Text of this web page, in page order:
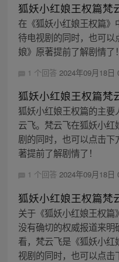
狐妖小红娘王权篇梵
在《狐妖小红娘王权篇
待电视剧的同时，也可
娘》原著提前了解剧情了！
1 个回答 2024年09月18日
狐妖小红娘王权篇梵
狐妖小红娘王权篇的主
云飞。梵云飞在狐妖小
剧的同时，也可以点击
著提前了解剧情了！
1 个回答 2024年09月18日
狐妖小红娘王权篇梵
关于《狐妖小红娘王权
没有确切的权威报道来
看，梵云飞是《狐妖小
视剧的同时，也可以点